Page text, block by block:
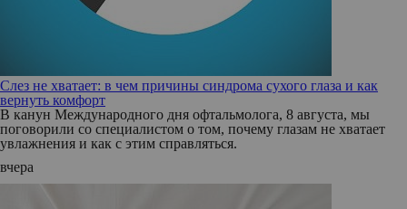
Слез не хватает: в чем причины синдрома сухого глаза и как
вернуть комфорт
В канун Международного дня офтальмолога, 8 августа, мы
поговорили со специалистом о том, почему глазам не хватает
увлажнения и как с этим справляться.
вчера